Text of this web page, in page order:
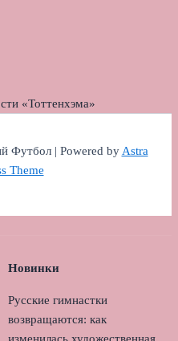
«Тоттенхэма»
Футбол | Powered byAstra
Theme
Новинки
Русские гимнастки
возвращаются: как